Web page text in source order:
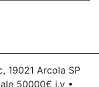
19021 Arcola SP
50000€ i.v •